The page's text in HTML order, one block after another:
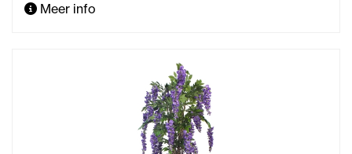
Meer info